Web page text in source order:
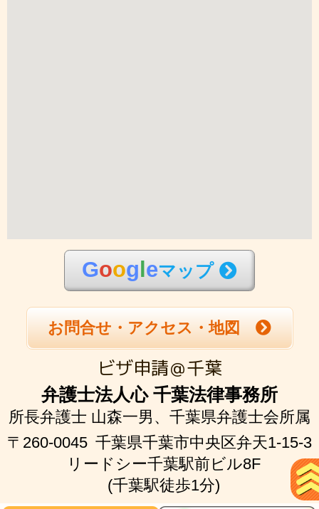
Goog eマップ
お問合せ・アクセス・地図
ビザ申請＠千葉
弁護士法人心 千葉法律事務所
所長弁護士 山森一男、 千葉県弁護士会所属
〒260-0045 千葉県千葉市中央区弁天1-15-3
リードシー千葉駅前ビル8F
(千葉駅徒歩1分)